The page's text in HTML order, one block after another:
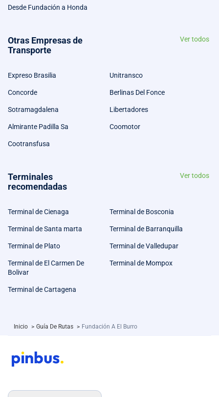
Desde Fundación a Honda
Otras Empresas de
Transporte
Ver todos
Expreso Brasilia Unitransco
Concorde Berlinas Del Fonce
Sotramagdalena Libertadores
Almirante Padilla Sa Coomotor
Cootransfusa
Terminales
recomendadas
Ver todos
Terminal de Cienaga Terminal de Bosconia
Terminal de Santa marta Terminal de Barranquilla
Terminal de Plato Terminal de Valledupar
Terminal de El Carmen De
Bolivar
Terminal de Mompox
Terminal de Cartagena
Inicio > Guía De Rutas > Fundación A El Burro